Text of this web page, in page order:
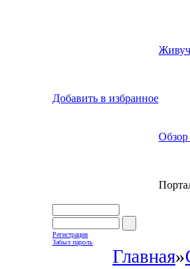
Добавить в избранное
Обзор
Регистрация
Забыл пароль
Главная»